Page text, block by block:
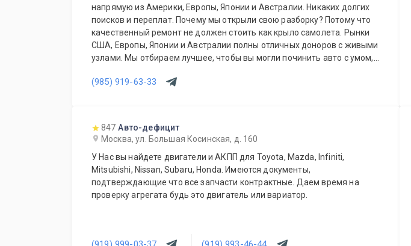
напрямую из Америки, Европы, Японии и Австралии. Никаких долгих
поисков и переплат. Почему мы открыли свою разборку? Потому что
качественный ремонт не должен стоить как крыло самолета. Рынки
США, Европы, Японии и Австралии полны отличных доноров с живыми
узлами. Мы отбираем лучшее, чтобы вы могли починить авто с умом, а
(985) 919-63-33
847 Авто-дефицит
Москва, ул. Большая Косинская, д. 160
У Нас вы найдете двигатели и АКПП для Toyota, Mazda, Infiniti,
Mitsubishi, Nissan, Subaru, Honda. Имеются документы,
подтверждающие что все запчасти контрактные. Даем время на
проверку агрегата будь это двигатель или вариатор.